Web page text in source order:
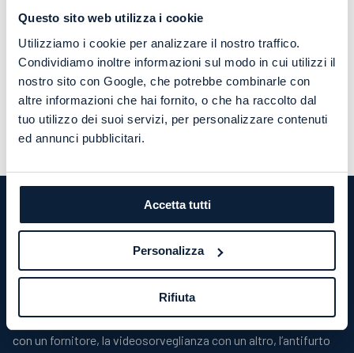
Questo sito web utilizza i cookie
Utilizziamo i cookie per analizzare il nostro traffico.
Condividiamo inoltre informazioni sul modo in cui utilizzi il
nostro sito con Google, che potrebbe combinarle con
altre informazioni che hai fornito, o che ha raccolto dal
tuo utilizzo dei suoi servizi, per personalizzare contenuti
ed annunci pubblicitari.
Accetta tutti
Personalizza
Rifiuta
LED, fotovoltaico e reti dati
ridurre i consumi e infrastrutture di rete cablata e fibra
ottica. Soluzioni coordinate con l’impianto elettrico per
massimizzare efficienza e ordine.
SCOPRI LE SOLUZIONI
Impianto elettrico e sicurezza: un
sistema unico, un unico referente.
La maggior parte delle aziende gestisce l’impianto elettrico
con un fornitore, la videosorveglianza con un altro, l’antifurto